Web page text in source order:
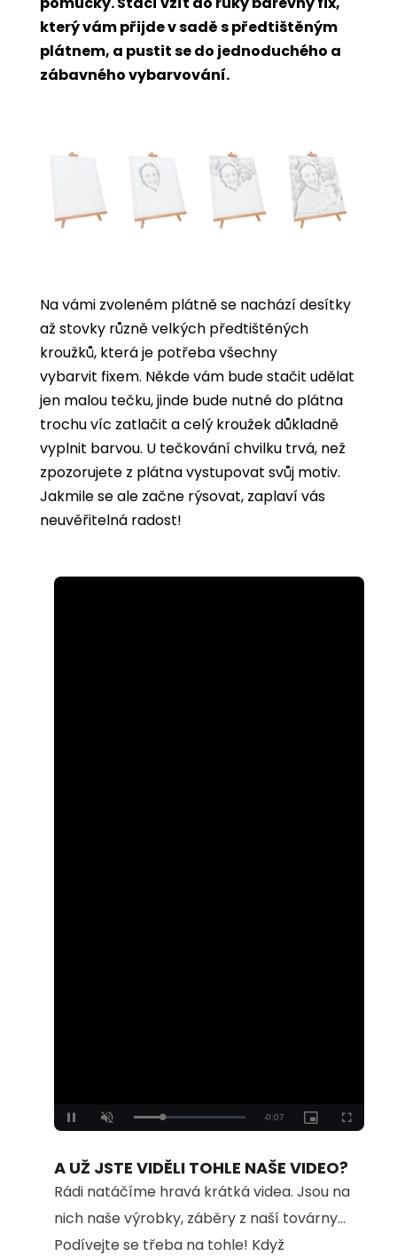
který vám přijde v sadě s předtištěným
plátnem, a pustit se do jednoduchého a
zábavného vybarvování.
Na vámi zvoleném plátně se nachází desítky
až stovky různě velkých předtištěných
kroužků, která je potřeba všechny
vybarvit fixem. Někde vám bude stačit udělat
jen malou tečku, jinde bude nutné do plátna
trochu víc zatlačit a celý kroužek důkladně
vyplnit barvou. U tečkování chvilku trvá, než
zpozorujete z plátna vystupovat svůj motiv.
Jakmile se ale začne rýsovat, zaplaví vás
neuvěřitelná radost!
Unmute Loaded:
100.00%
A UŽ JSTE VIDĚLI TOHLE NAŠE VIDEO?
Rádi natáčíme hravá krátká videa. Jsou na
nich naše výrobky, záběry z naší továrny...
Podívejte se třeba na tohle! Když